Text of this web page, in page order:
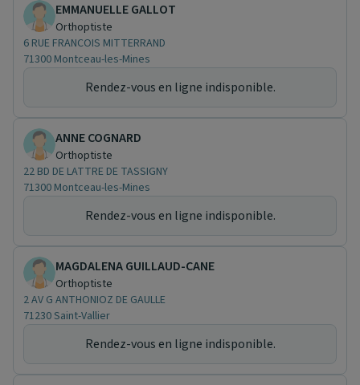
EMMANUELLE GALLOT
Orthoptiste
6 RUE FRANCOIS MITTERRAND
71300 Montceau-les-Mines
Rendez-vous en ligne indisponible.
ANNE COGNARD
Orthoptiste
22 BD DE LATTRE DE TASSIGNY
71300 Montceau-les-Mines
Rendez-vous en ligne indisponible.
MAGDALENA GUILLAUD-CANE
Orthoptiste
2 AV G ANTHONIOZ DE GAULLE
71230 Saint-Vallier
Rendez-vous en ligne indisponible.